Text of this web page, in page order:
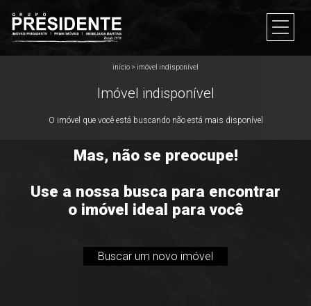
início > imóvel indisponível
Imóvel indisponível
O imóvel que você está buscando não está mais disponível
Mas, não se preocupe!
Use a nossa busca para encontrar
o imóvel ideal para você
Buscar um novo imóvel